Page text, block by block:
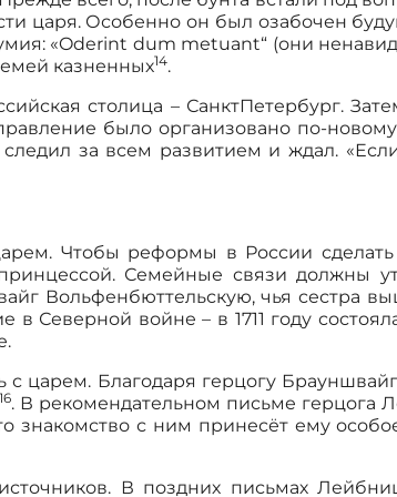
царя. Особенно он был озабочен
«Oderint dum metuant“ (они
казненных14.
столица – СанктПетербург.
было организовано по-
за всем развитием и ждал.
Чтобы реформы в России
Семейные связи должны
Вольфенбюттельскую, чья сестра
Северной войне – в 1711 году
царем. Благодаря герцогу
16. В рекомендательном письме герцога
с ним принесёт ему
В поздних письмах